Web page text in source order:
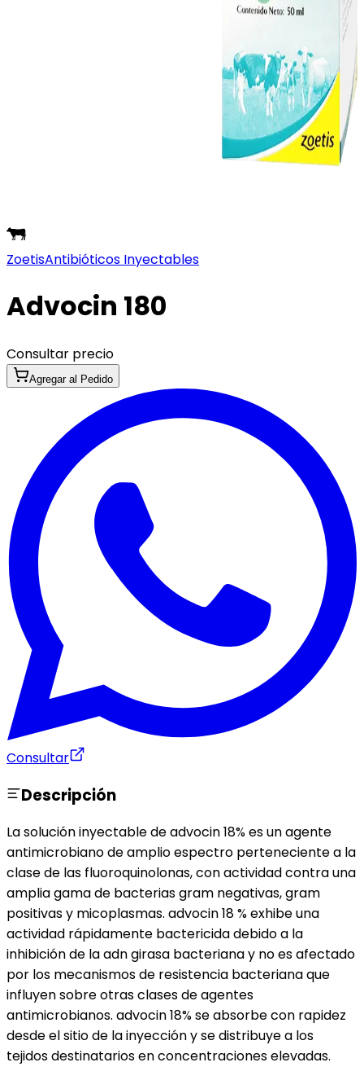
ZoetisAntibióticos Inyectables
Advocin 180
Consultar precio
Agregar al Pedido
Consultar
Descripción
La solución inyectable de advocin 18% es un agente
antimicrobiano de amplio espectro perteneciente a la
clase de las fluoroquinolonas, con actividad contra una
amplia gama de bacterias gram negativas, gram
positivas y micoplasmas. advocin 18 % exhibe una
actividad rápidamente bactericida debido a la
inhibición de la adn girasa bacteriana y no es afectado
por los mecanismos de resistencia bacteriana que
influyen sobre otras clases de agentes
antimicrobianos. advocin 18% se absorbe con rapidez
desde el sitio de la inyección y se distribuye a los
tejidos destinatarios en concentraciones elevadas.